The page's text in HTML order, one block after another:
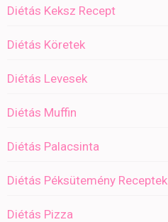
Diétás Keksz Recept
Diétás Köretek
Diétás Levesek
Diétás Muffin
Diétás Palacsinta
Diétás Péksütemény Receptek
Diétás Pizza